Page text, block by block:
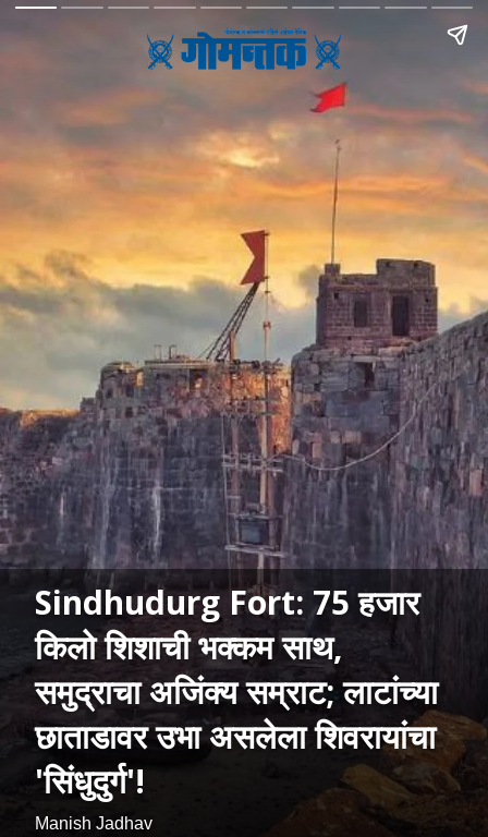
Sindhudurg Fort: 75 हजार
किलो शिशाची भक्कम साथ,
समुद्राचा अजिंक्य सम्राट; लाटांच्या
छाताडावर उभा असलेला शिवरायांचा
'सिंधुदुर्ग'!
Manish Jadhav